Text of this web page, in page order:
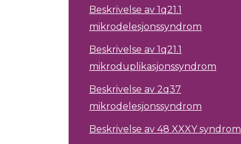
Beskrivelse av 1q21.1
mikrodelesjonssyndrom
Beskrivelse av 1q21.1
mikroduplikasjonssyndrom
Beskrivelse av 2q37
mikrodelesjonssyndrom
Beskrivelse av 48 XXXY syndrom